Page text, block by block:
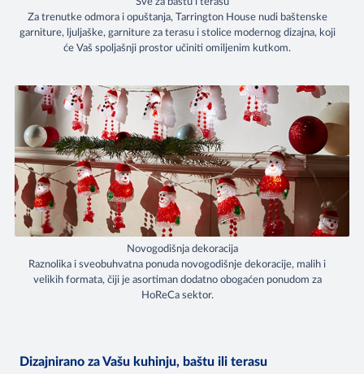
Za trenutke odmora i opuštanja, Tarrington House nudi baštenske
garniture, ljuljaške, garniture za terasu i stolice modernog dizajna, koji
će Vaš spoljašnji prostor učiniti omiljenim kutkom.
Novogodišnja dekoracija
Raznolika i sveobuhvatna ponuda novogodišnje dekoracije, malih i
velikih formata, čiji je asortiman dodatno obogaćen ponudom za
HoReCa sektor.
Dizajnirano za Vašu kuhinju, baštu ili terasu